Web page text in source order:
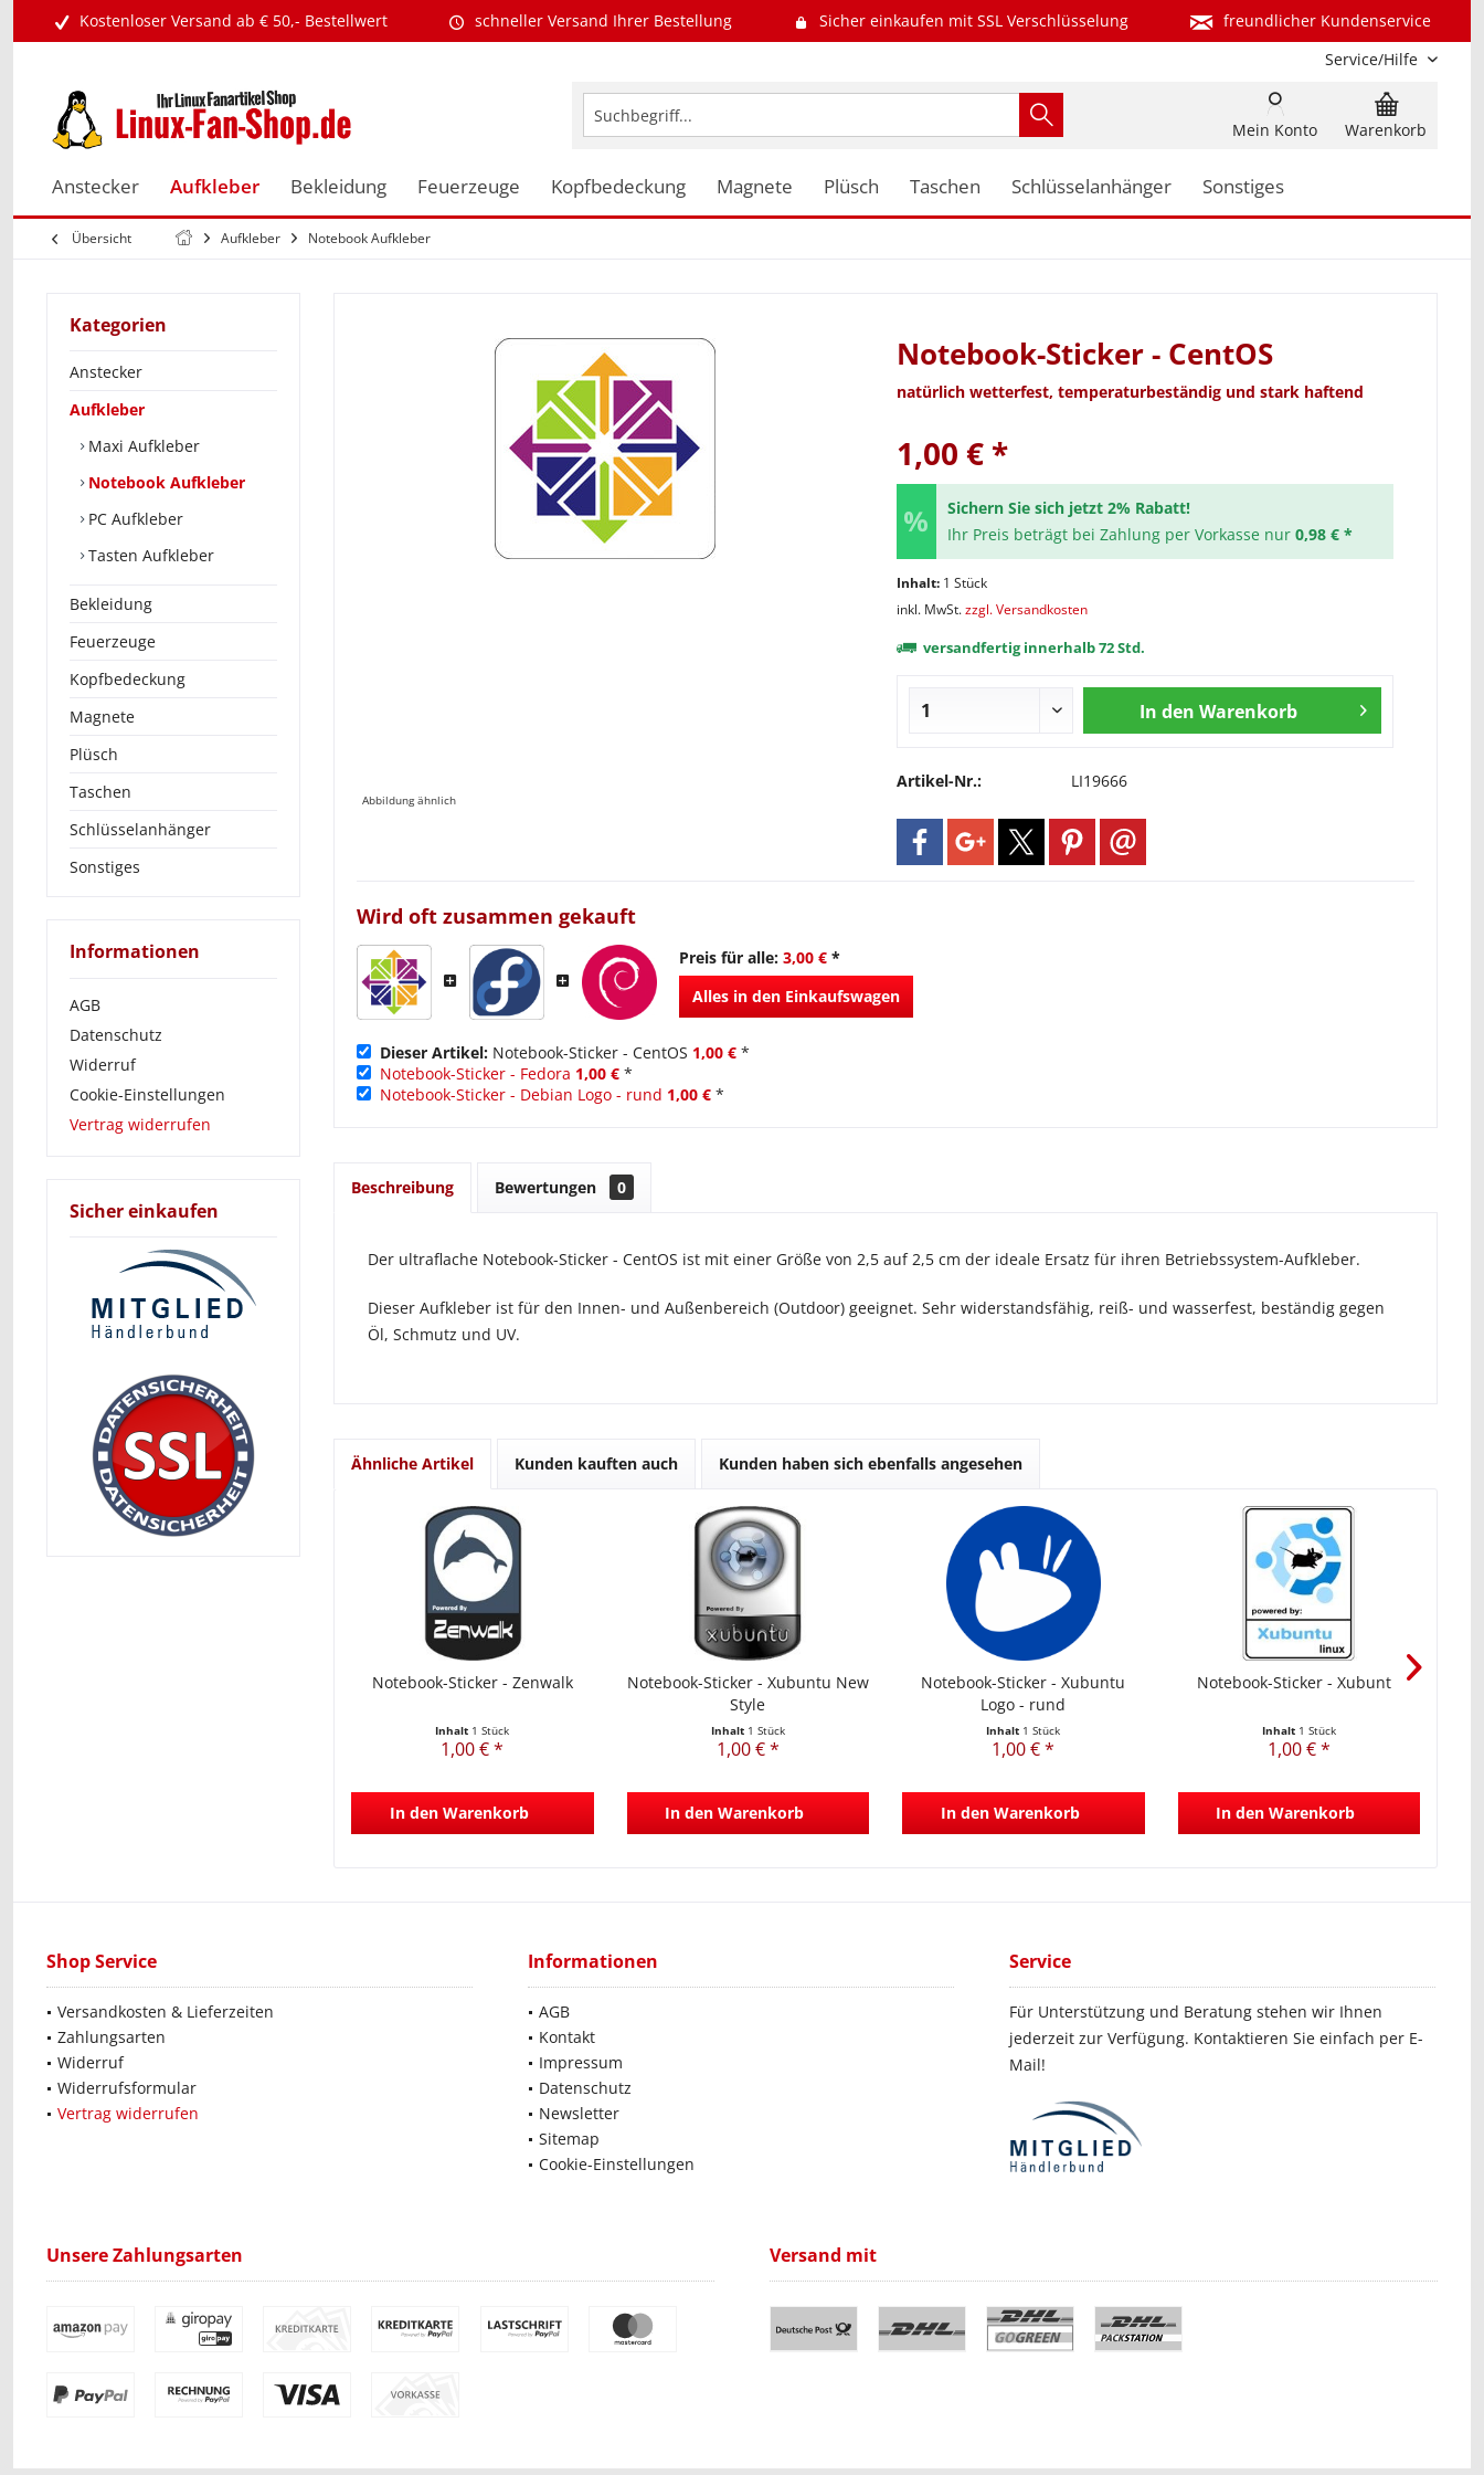
Kostenloser Versand ab € 50,- Bestellwert schneller Versand Ihrer Bestellung Sicher einkaufen mit SSL Verschlüsselung
freundlicher Kundenservice
Service/Hilfe
Warenkorb
Mein Konto
Anstecker Aufkleber Bekleidung Feuerzeuge Kopfbedeckung Magnete Plüsch Taschen Schlüsselanhänger Sonstiges
Übersicht Aufkleber Notebook Aufkleber
Kategorien
Anstecker
Aufkleber
Maxi Aufkleber
Notebook Aufkleber
PC Aufkleber
Tasten Aufkleber
Bekleidung
Feuerzeuge
Kopfbedeckung
Magnete
Plüsch
Taschen
Schlüsselanhänger
Sonstiges
Informationen
AGB
Datenschutz
Widerruf
Cookie-Einstellungen
Vertrag widerrufen
Sicher einkaufen
Abbildung ähnlich
Notebook-Sticker - CentOS
natürlich wetterfest, temperaturbeständig und stark haftend
1,00 € *
Sichern Sie sich jetzt 2% Rabatt!
Ihr Preis beträgt bei Zahlung per Vorkasse nur 0,98 € *
Inhalt: 1 Stück
inkl. MwSt.zzgl. Versandkosten
versandfertig innerhalb 72 Std.
In den Warenkorb
Artikel-Nr.: LI19666
Wird oft zusammen gekauft
Preis für alle: 3,00 € *
Alles in den Einkaufswagen
Dieser Artikel: Notebook-Sticker - CentOS 1,00 € *
Notebook-Sticker - Fedora 1,00 € *
Notebook-Sticker - Debian Logo - rund 1,00 € *
Beschreibung Bewertungen 0
Der ultraflache Notebook-Sticker - CentOS ist mit einer Größe von 2,5 auf 2,5 cm der ideale Ersatz für ihren Betriebssystem-Aufkleber.
Dieser Aufkleber ist für den Innen- und Außenbereich (Outdoor) geeignet. Sehr widerstandsfähig, reiß- und wasserfest, beständig gegen
Öl, Schmutz und UV.
Ähnliche Artikel Kunden kauften auch Kunden haben sich ebenfalls angesehen
Notebook-Sticker - Zenwalk
Inhalt 1 Stück
1,00 € *
In den Warenkorb
Notebook-Sticker - Xubuntu New
Style
Inhalt 1 Stück
1,00 € *
In den Warenkorb
Notebook-Sticker - Xubuntu
Logo - rund
Inhalt 1 Stück
1,00 € *
In den Warenkorb
Notebook-Sticker - Xubuntu
Inhalt 1 Stück
1,00 € *
In den Warenkorb
Shop Service
Versandkosten & Lieferzeiten
Zahlungsarten
Widerruf
Widerrufsformular
Vertrag widerrufen
Informationen
AGB
Kontakt
Impressum
Datenschutz
Newsletter
Sitemap
Cookie-Einstellungen
Service
Für Unterstützung und Beratung stehen wir Ihnen
jederzeit zur Verfügung. Kontaktieren Sie einfach per E-
Mail!
Unsere Zahlungsarten Versand mit